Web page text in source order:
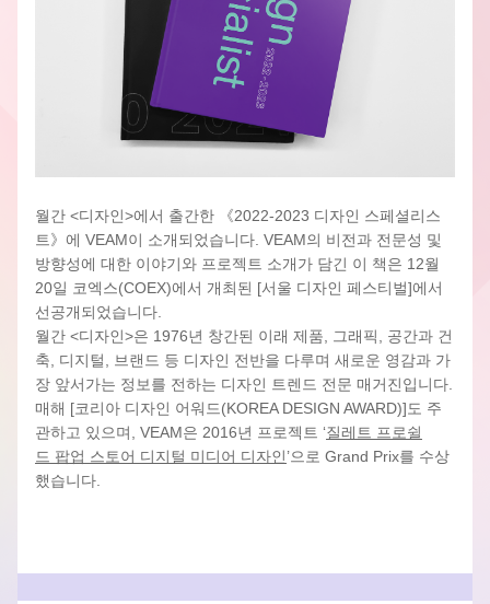
월간 <디자인>에서 출간한 《2022-2023 디자인 스페셜리스
트》 에 VEAM이 소개되었습니다. VEAM의 비전과 전문성 및
방향성에 대한 이야기와 프로젝트 소개가 담긴 이 책은 12월
20일 코엑스(COEX)에서 개최된 [서울 디자인 페스티벌]에서
선공개되었습니다.
월간 <디자인>은 1976년 창간된 이래 제품, 그래픽, 공간과 건
축, 디지털, 브랜드 등 디자인 전반을 다루며 새로운 영감과 가
장 앞서가는 정보를 전하는 디자인 트렌드 전문 매거진입니다.
매해 [코리아 디자인 어워드(KOREA DESIGN AWARD)]도 주
관하고 있으며, VEAM은 2016년 프로젝트 ‘질레트 프로쉴
드 팝업 스토어 디지털 미디어 디자인’으로 Grand Prix를 수상
했습니다.